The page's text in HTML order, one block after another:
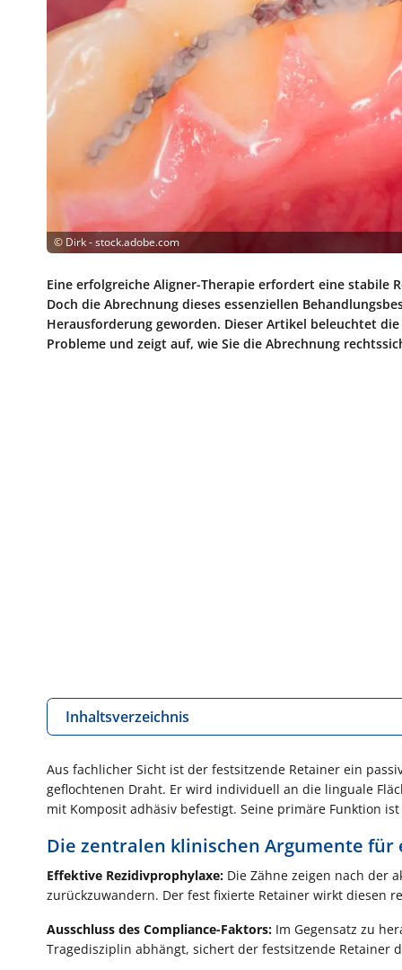
© Dirk - stock.adobe.com
Eine erfolgreiche Aligner-Therapie erfordert eine
Doch die Abrechnung dieses essenziellen
Herausforderung geworden. Dieser Artikel beleuchtet
Probleme und zeigt auf, wie Sie die Abrechnung
Inhaltsverzeichnis
Aus fachlicher Sicht ist der festsitzende Retainer ein
geflochtenen Draht. Er wird individuell an die linguale
mit Komposit adhäsiv befestigt. Seine primäre Funktion
Die zentralen klinischen Argumente für
Effektive Rezidivprophylaxe: Die Zähne zeigen nach der
zurückzuwandern. Der fest fixierte Retainer wirkt diesen
Ausschluss des Compliance-Faktors: Im Gegensatz zu
Tragedisziplin abhängt, sichert der festsitzende Retainer